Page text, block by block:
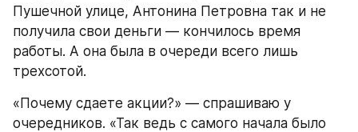
Пушечной улице, Антонина Петровна так и не
получила свои деньги — кончилось время
работы. А она была в очереди всего лишь
трехсотой.
«Почему сдаете акции?» — спрашиваю у
очередников. «Так ведь с самого начала было